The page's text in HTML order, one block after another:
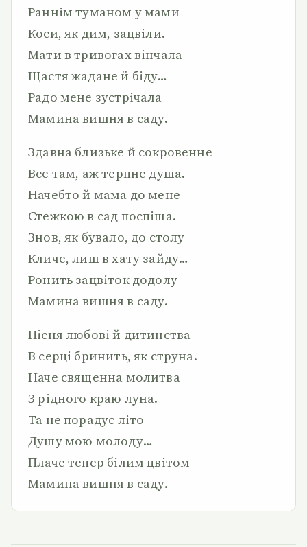
Раннім туманом у мами
Коси, як дим, зацвіли.
Мати в тривогах вінчала
Щастя жадане й біду…
Радо мене зустрічала
Мамина вишня в саду.
Здавна близьке й сокровенне
Все там, аж терпне душа.
Начебто й мама до мене
Стежкою в сад поспіша.
Знов, як бувало, до столу
Кличе, лиш в хату зайду…
Ронить зацвіток додолу
Мамина вишня в саду.
Пісня любові й дитинства
В серці бринить, як струна.
Наче священна молитва
З рідного краю луна.
Та не порадує літо
Душу мою молоду…
Плаче тепер білим цвітом
Мамина вишня в саду.